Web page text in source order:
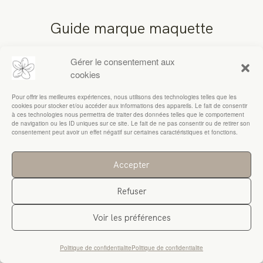
Gérer le consentement aux
cookies
Pour offrir les meilleures expériences, nous utilisons des technologies telles que les
cookies pour stocker et/ou accéder aux informations des appareils. Le fait de consentir
à ces technologies nous permettra de traiter des données telles que le comportement
de navigation ou les ID uniques sur ce site. Le fait de ne pas consentir ou de retirer son
consentement peut avoir un effet négatif sur certaines caractéristiques et fonctions.
Accepter
Refuser
Voir les préférences
Politique de confidentialitePolitique de confidentialite
RESSOURCES
Guide marque maquette